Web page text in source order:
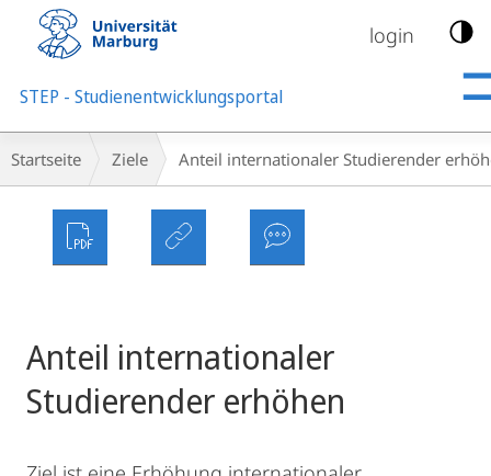
Mobile-
Navigation
login
STEP - Studienentwicklungsportal
Breadcrumb-
Navigation
Startseite Ziele Anteil internationaler Studierender
Anteil internationaler
Studierender erhöhen